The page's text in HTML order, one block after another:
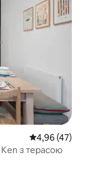
Середня
4,96 (47)
Ken з терасою